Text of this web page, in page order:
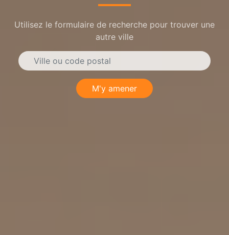
Utilisez le formulaire de recherche pour trouver une
autre ville
M'y amener